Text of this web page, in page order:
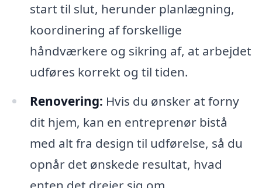
start til slut, herunder planlægning,
koordinering af forskellige
håndværkere og sikring af, at arbejdet
udføres korrekt og til tiden.
Renovering: Hvis du ønsker at forny
dit hjem, kan en entreprenør bistå
med alt fra design til udførelse, så du
opnår det ønskede resultat, hvad